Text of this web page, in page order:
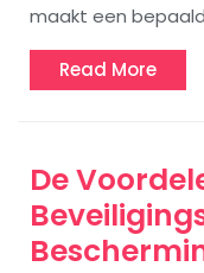
maakt een
Read MoreRead
More
De